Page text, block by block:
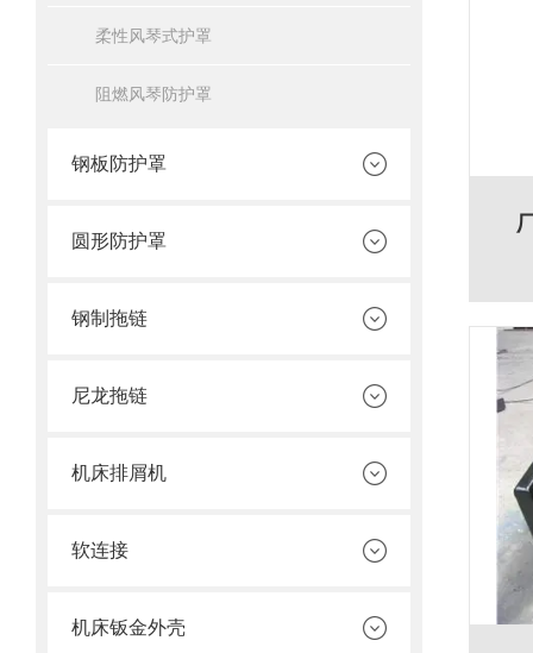
柔性风琴式护罩
阻燃风琴防护罩
钢板防护罩
圆形防护罩
钢制拖链
尼龙拖链
机床排屑机
软连接
机床钣金外壳